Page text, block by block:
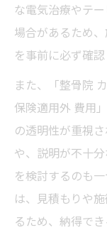
な電気治療やテ
場合があるため
を事前に必ず確認
また、「整骨院
保険適用外 費用
の透明性が重視
や、説明が不十
を検討するのも
は、見積もりや
るため、納得で